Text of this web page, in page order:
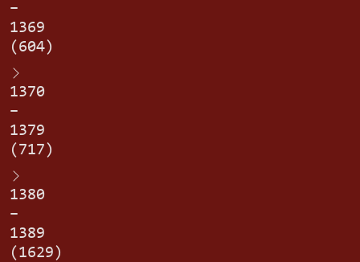
–
1369
(604)
1370
–
1379
(717)
1380
–
1389
(1629)